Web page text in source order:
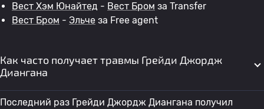
Вест Хэм Юнайтед - Вест Бром за Transfer
Вест Бром - Эльче за Free agent
Как часто получает травмы Грейди Джордж
Диангана
Последний раз Грейди Джордж Диангана получил